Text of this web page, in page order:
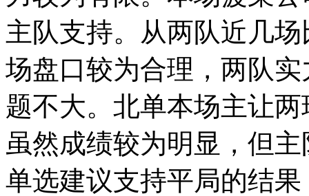
主队支持。从两队近几
场盘口较为合理，两队
题不大。北单本场主让
虽然成绩较为明显，但
单选建议支持平局的结